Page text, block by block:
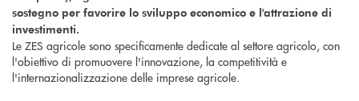
sostegno per favorire lo sviluppo economico e l'attrazione di
investimenti.
Le ZES agricole sono specificamente dedicate al settore agricolo, con
l'obiettivo di promuovere l'innovazione, la competitività e
l'internazionalizzazione delle imprese agricole.